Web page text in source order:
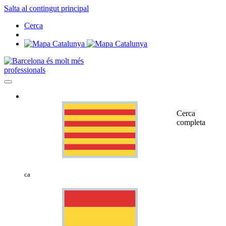
Salta al contingut principal
Cerca
professionals
ca
Cerca
completa